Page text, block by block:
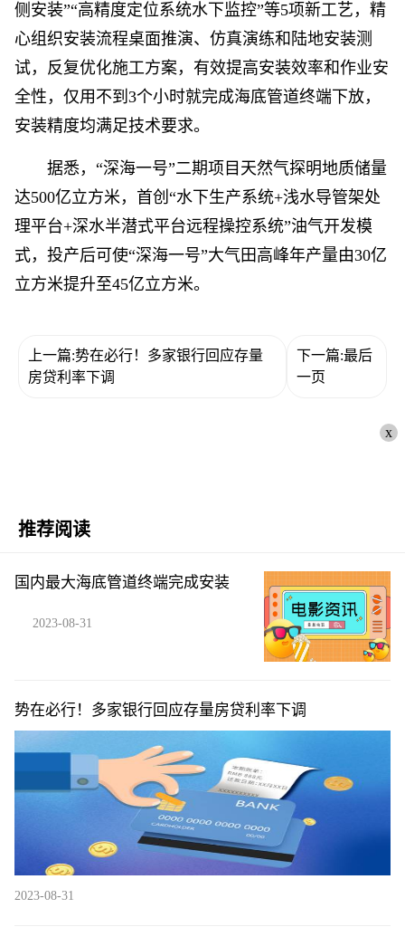
侧安装”“高精度定位系统水下监控”等5项新工艺，精
心组织安装流程桌面推演、仿真演练和陆地安装测
试，反复优化施工方案，有效提高安装效率和作业安
全性，仅用不到3个小时就完成海底管道终端下放，
安装精度均满足技术要求。
据悉，“深海一号”二期项目天然气探明地质储量
达500亿立方米，首创“水下生产系统+浅水导管架处
理平台+深水半潜式平台远程操控系统”油气开发模
式，投产后可使“深海一号”大气田高峰年产量由30亿
立方米提升至45亿立方米。
上一篇:势在必行！多家银行回应存量
房贷利率下调
下一篇:最后
一页
x
推荐阅读
国内最大海底管道终端完成安装
2023-08-31
势在必行！多家银行回应存量房贷利率下调
2023-08-31